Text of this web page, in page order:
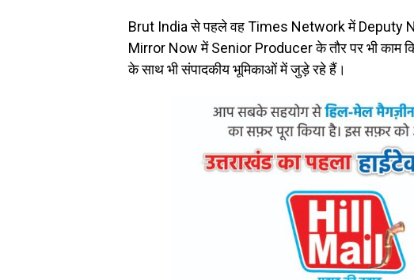
Brut India से पहले वह Times Network में Deputy
Mirror Now में Senior Producer के तौर पर भी काम
के साथ भी संपादकीय भूमिकाओं में जुड़े रहे हैं।